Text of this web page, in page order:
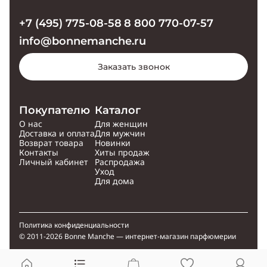
Покупателю
О нас
Доставка и оплата
Возврат товара
Контакты
Личный кабинет
Каталог
Для женщин
Для мужчин
Новинки
Хиты продаж
Распродажа
Уход
Для дома
+7 (495) 775-08-58 8 800 770-07-57
info@bonnemanche.ru
Заказать звонок
© 2011-2026 Bonne Manche — интернет-магазин парфюмерии
Политика конфиденциальности